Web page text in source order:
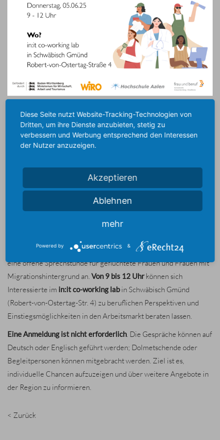
21.05.2025
BERATUNGSTAG FÜR
GEFLÜCHTETE FRAUEN UND
FRAUEN MIT
MIGRATIONSHINTERGRUND IN
SCHWÄBISCH GMÜND
Beruf Ostalbkreis
und dasWelcome Center Ostwürttemberg
eine offene Sprechstunde für geflüchtete Frauen und Frauen mit
Migrationshintergrund an. Von 9 bis 12 Uhrkönnen sich
Interessierte im in:it co-working labin Schwäbisch Gmünd
(Robert-von-Ostertag-Str. 4) zu beruflichen Perspektiven und
Einstiegsmöglichkeiten in den Arbeitsmarkt beraten lassen.
Eine Anmeldung ist nicht erforderlich . Die Gespräche können auf
Deutsch oder Englisch geführt werden; Dolmetschende oder
Begleitpersonen können mitgebracht werden. Ziel ist es,
individuelle Chancen aufzuzeigen und über weitere Angebote in
der Region zu informieren.
< Zurück
Diese Seite nutzt Website-Tracking-Technologien von
Dritten, um ihre Dienste anzubieten, stetig zu
verbessern und Werbung entsprechend den Interessen
der Nutzer anzuzeigen.
Akzeptieren
Ablehnen
mehr
Powered by &